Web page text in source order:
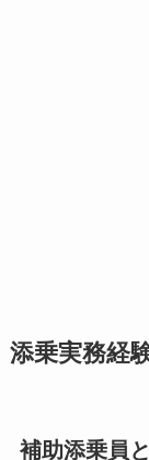
添乗実務経
補助添乗員